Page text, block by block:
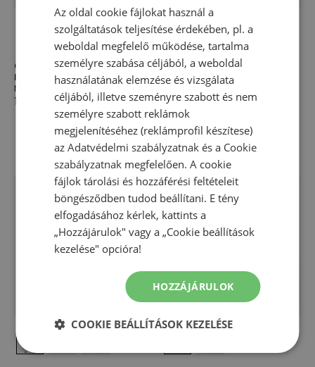
Gyerek nadrág New Balance
LAKG0058AHH - szürke
Nadrág
18 330,00 Ft
Gyerek nadrág New Balance
LAKB0060NNY - sötétkék
16 660,00 Ft
Az oldal cookie fájlokat használ a
szolgáltatások teljesítése érdekében, pl. a
weboldal megfelelő működése, tartalma
személyre szabása céljából, a weboldal
használatának elemzése és vizsgálata
céljából, illetve szeményre szabott és nem
személyre szabott reklámok
megjelenítéséhez (reklámprofil készítese)
azAdatvédelmi szabályzatnak és a Cookie
szabályzatnak megfelelően. A cookie
fájlok tárolási és hozzáférési feltételeit
böngésződben tudod beállítani. E tény
elfogadásához kérlek, kattints a
„Hozzájárulok" vagy a „Cookie beállítások
kezelése" opcióra!
HOZZÁJÁRULOK
COOKIE BEÁLLÍTÁSOK KEZELÉSE